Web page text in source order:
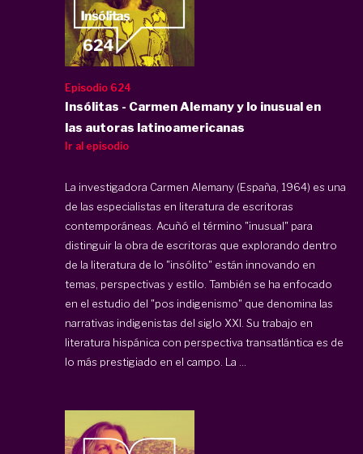
Episodio 624
Insólitas - Carmen Alemany y lo inusual en
las autoras latinoamericanas
Ir al episodio
La investigadora Carmen Alemany (España, 1964) es una
de las especialistas en literatura de escritoras
contemporáneas. Acuñó el término "inusual" para
distinguir la obra de escritoras que explorando dentro
de la literatura de lo "insólito" están innovando en
temas, perspectivas y estilo. También se ha enfocado
en el estudio del "pos indigenismo" que denomina las
narrativas indigenistas del siglo XXI. Su trabajo en
literatura hispánica con perspectiva transatlántica es de
lo más prestigiado en el campo. La ...